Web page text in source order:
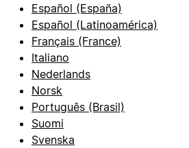
Español (España)
Español (Latinoamérica)
Français (France)
Italiano
Nederlands
Norsk
Português (Brasil)
Suomi
Svenska